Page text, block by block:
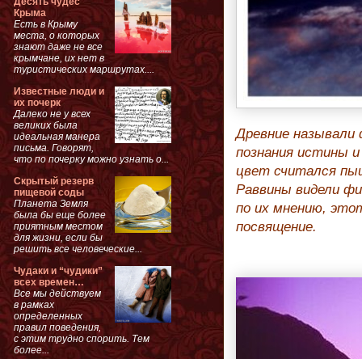
Древние
познания истины
цвет считался
Раввины видели
по их мнению,
посвящение.
Крыма
Есть в Крыму
места, о которых
знают даже не все
крымчане, их нет в
туристических маршрутах....
Известные люди и
их почерк
Далеко не у всех
великих была
идеальная манера
письма. Говорят,
что по почерку можно узнать о...
Скрытый резерв
пищевой соды
Планета Земля
была бы еще более
приятным местом
для жизни, если бы
решить все человеческие...
Чудаки и “чудики”
всех времен…
Все мы действуем
в рамках
определенных
правил поведения,
с этим трудно спорить. Тем
более...